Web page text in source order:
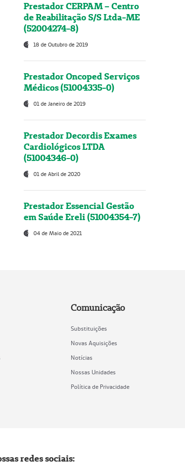
Prestador CERPAM – Centro
de Reabilitação S/S Ltda-ME
(52004274-8)
18 de Outubro de 2019
Prestador Oncoped Serviços
Médicos (51004335-0)
01 de Janeiro de 2019
Prestador Decordis Exames
Cardiológicos LTDA
(51004346-0)
01 de Abril de 2020
Prestador Essencial Gestão
em Saúde Ereli (51004354-7)
04 de Maio de 2021
Comunicação
Substituições
Novas Aquisições
Notícias
Nossas Unidades
Política de Privacidade
redes sociais: